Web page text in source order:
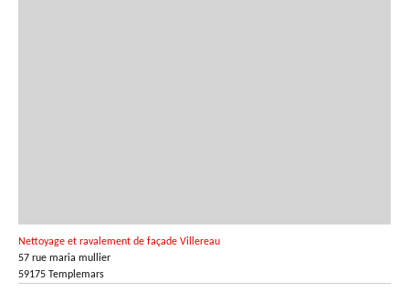
Nettoyage et ravalement de façade Villereau
57 rue maria mullier
59175 Templemars